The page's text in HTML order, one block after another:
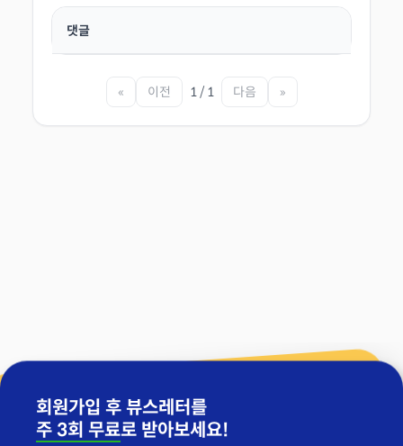
댓글
« 이전 1 / 1 다음 »
회원가입 후 뷰스레터를
주 3회 무료로 받아보세요!